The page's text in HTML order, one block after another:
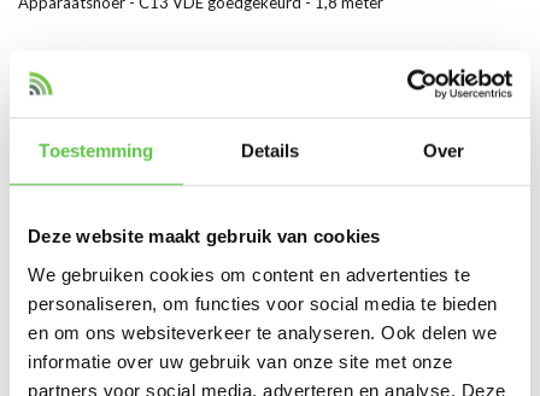
Toestemming Details Over
Deze website maakt gebruik van cookies
We gebruiken cookies om content en advertenties te
personaliseren, om functies voor social media te bieden
en om ons websiteverkeer te analyseren. Ook delen we
informatie over uw gebruik van onze site met onze
partners voor social media, adverteren en analyse. Deze
Productspecificaties
Artikelnummer PC-186-VDE
EAN PC-186-VDE
Vergelijk Delen